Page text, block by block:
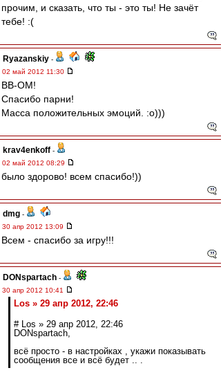
прочим, и сказать, что ты - это ты! Не зачёт
тебе! :(
Ryazanskiy -
02 май 2012 11:30
ВВ-ОМ!
Спасибо парни!
Масса положительных эмоций. :о)))
krav4enkoff -
02 май 2012 08:29
было здорово! всем спасибо!))
dmg -
30 апр 2012 13:09
Всем - спасибо за игру!!!
DONspartach -
30 апр 2012 10:41
Los » 29 апр 2012, 22:46
# Los » 29 апр 2012, 22:46
DONspartach,
всё просто - в настройках , укажи показывать
сообщения все и всё будет .. .